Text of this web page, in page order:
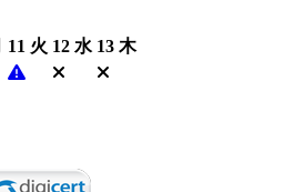
11 火 12 水 13 木